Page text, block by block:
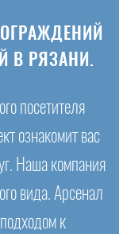
В РЯЗАНИ.
посетителя
ознакомит вас
Наша компания
вида. Арсенал
к